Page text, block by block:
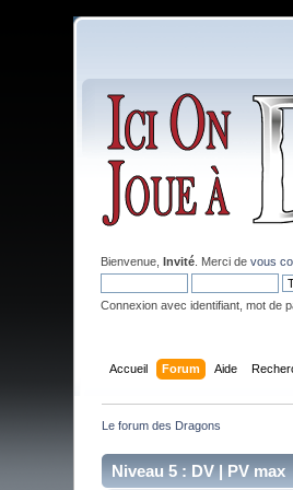
Bienvenue,Invité . Merci devous
Connexion avec identifiant, mot de
Accueil Forum Aide
Le forum des Dragons
Niveau 5 : DV | PV max